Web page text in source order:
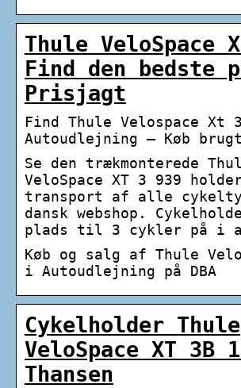
Thule VeloSpace
Find den bedste
Prisjagt
Find Thule Velospace Xt
Autoudlejning – Køb brugt
Se den trækmonterede
VeloSpace XT 3 939
transport af alle
dansk webshop.
plads til 3 cykler på i
Køb og salg af Thule
i Autoudlejning på DBA
Cykelholder Thule
VeloSpace XT 3B
Thansen